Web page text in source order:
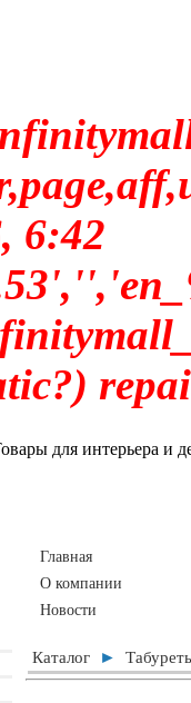
6:42
для интерьера и
Главная
О компании
Новости
Каталог ►